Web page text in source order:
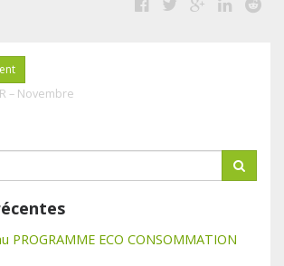
– Novembre
PROGRAMME ECO CONSOMMATION